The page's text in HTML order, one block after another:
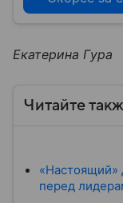
Екатерина Гура
Читайте
«Настоящий»
перед